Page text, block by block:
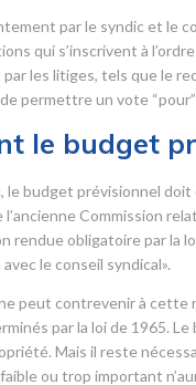
par le syndic et le
qui s’inscrivent à
les litiges, tels que le
permettre un vote “pour”
le budget
le budget prévisionnel
Commission
rendue obligatoire par la
le conseil syndical».
peut contrevenir à cette
par la loi de 1965.
Mais il reste
ou trop important